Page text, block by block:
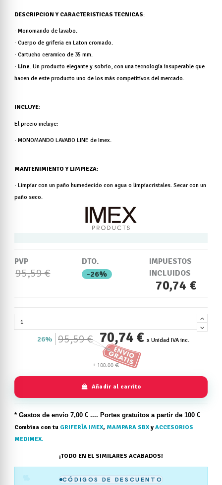
DESCRIPCION Y CARACTERISTICAS TECNICAS:
· Monomando de lavabo.
· Cuerpo de griferia en Laton cromado.
· Cartucho ceramico de 35 mm.
· Line. Un producto elegante y sobrio, con una tecnología insuperable que
hacen de este producto uno de los más competitivos del mercado.
INCLUYE:
El precio incluye:
· MONOMANDO LAVABO LINE de Imex.
MANTENIMIENTO Y LIMPIEZA:
· Limpiar con un paño humedecido con agua o limpiacristales. Secar con un
paño seco.
PVP
95,59 €
DTO.
-26%
IMPUESTOS
INCLUIDOS
70,74 €
26% 95,59 € 70,74 € x Unidad IVA inc.
Añadir al carrito
* Gastos de envío 7,00 € .... Portes gratuitos a partir de 100 €
Combina con tu GRIFERÍA IMEX, MAMPARA SBX y ACCESORIOS
MEDIMEX.
¡TODO EN EL SIMILARES ACABADOS!
CÓDIGOS DE DESCUENTO